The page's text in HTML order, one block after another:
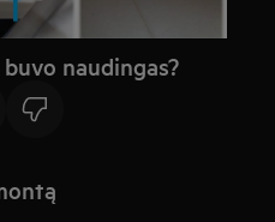
naudingas?